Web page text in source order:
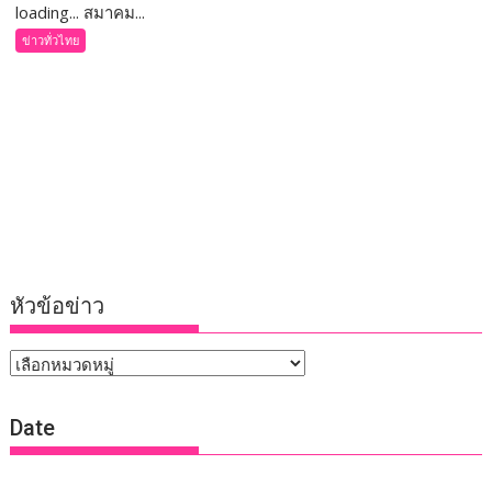
loading... สมาคม...
ข่าวทั่วไทย
หัวข้อข่าว
หัวข้อ
Date